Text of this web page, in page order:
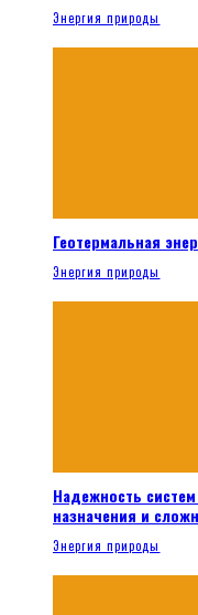
Энергия природы
Геотермальная
Энергия природы
Надежность
назначения и
Энергия природы